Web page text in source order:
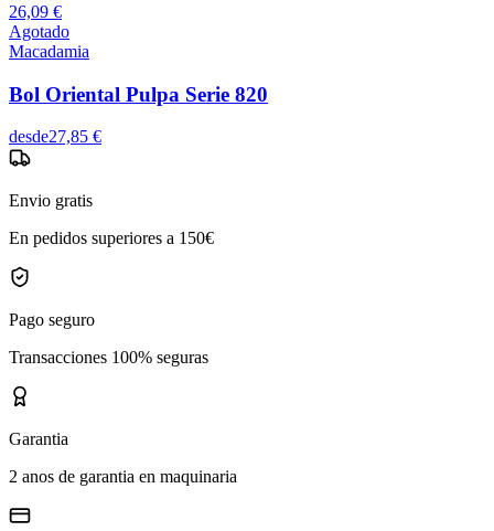
26,09 €
Agotado
Macadamia
Bol Oriental Pulpa Serie 820
desde27,85 €
Envio gratis
En pedidos superiores a 150€
Pago seguro
Transacciones 100% seguras
Garantia
2 anos de garantia en maquinaria